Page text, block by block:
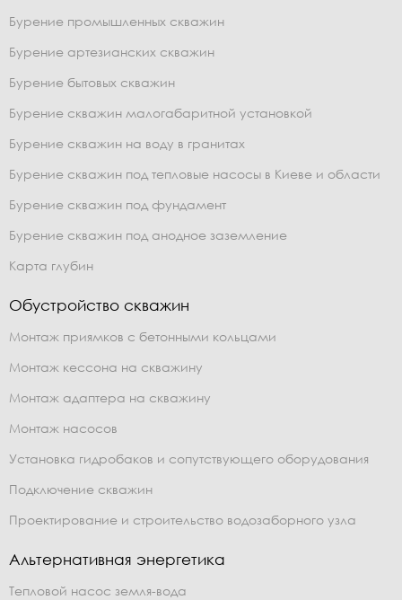
Бурение промышленных скважин
Бурение артезианских скважин
Бурение бытовых скважин
Бурение скважин малогабаритной установкой
Бурение скважин на воду в гранитах
Бурение скважин под тепловые насосы в Киеве и области
Бурение скважин под фундамент
Бурение скважин под анодное заземление
Карта глубин
Обустройство скважин
Монтаж приямков с бетонными кольцами
Монтаж кессона на скважину
Монтаж адаптера на скважину
Монтаж насосов
Установка гидробаков и сопутствующего оборудования
Подключение скважин
Проектирование и строительство водозаборного узла
Альтернативная энергетика
Тепловой насос земля-вода